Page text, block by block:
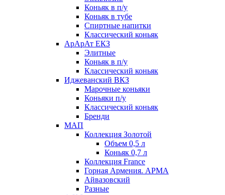
Коньяк в п/у
Коньяк в тубе
Спиртные напитки
Классический коньяк
АрАрАт ЕКЗ
Элитные
Коньяк в п/у
Классический коньяк
Иджеванский ВКЗ
Марочные коньяки
Коньяки п/у
Классический коньяк
Бренди
МАП
Коллекция Золотой
Объем 0,5 л
Коньяк 0,7 л
Коллекция France
Горная Армения. АРМА
Айвазовский
Разные